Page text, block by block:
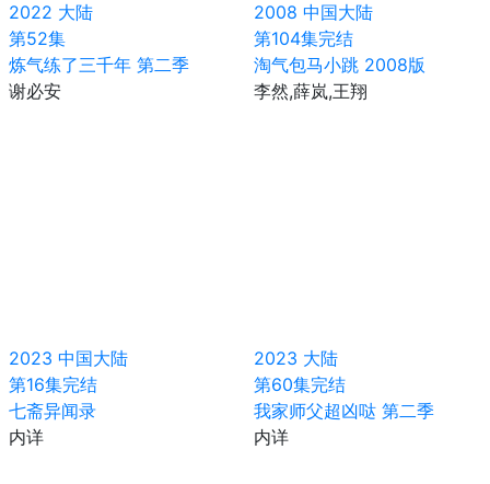
2022 大陆
第52集
炼气练了三千年 第二季
谢必安
2008 中国大陆
第104集完结
淘气包马小跳 2008版
李然,薛岚,王翔
2023 中国大陆
第16集完结
七斋异闻录
内详
2023 大陆
第60集完结
我家师父超凶哒 第二季
内详